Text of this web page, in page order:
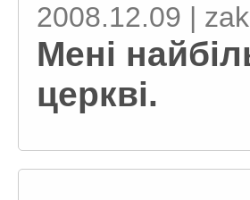
2008.12.09 |
Мені
церкві.